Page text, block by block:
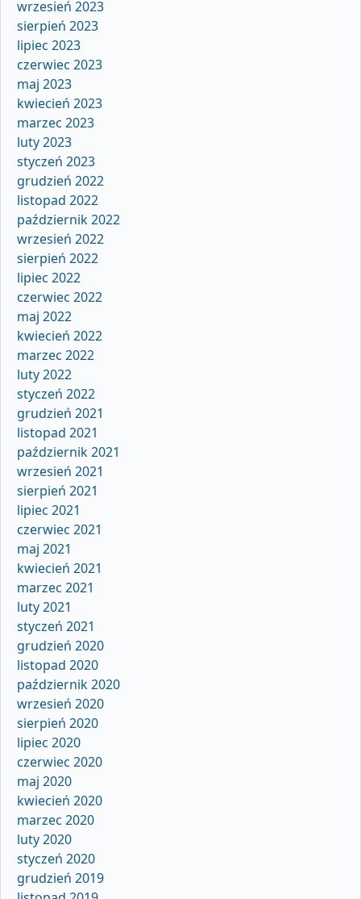
wrzesień 2023
sierpień 2023
lipiec 2023
czerwiec 2023
maj 2023
kwiecień 2023
marzec 2023
luty 2023
styczeń 2023
grudzień 2022
listopad 2022
październik 2022
wrzesień 2022
sierpień 2022
lipiec 2022
czerwiec 2022
maj 2022
kwiecień 2022
marzec 2022
luty 2022
styczeń 2022
grudzień 2021
listopad 2021
październik 2021
wrzesień 2021
sierpień 2021
lipiec 2021
czerwiec 2021
maj 2021
kwiecień 2021
marzec 2021
luty 2021
styczeń 2021
grudzień 2020
listopad 2020
październik 2020
wrzesień 2020
sierpień 2020
lipiec 2020
czerwiec 2020
maj 2020
kwiecień 2020
marzec 2020
luty 2020
styczeń 2020
grudzień 2019